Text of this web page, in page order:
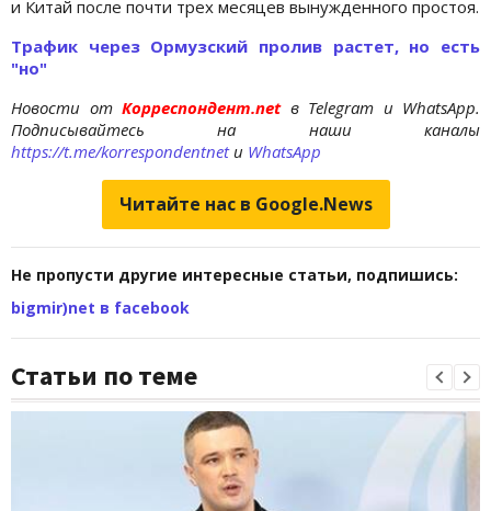
и Китай после почти трех месяцев вынужденного простоя.
Трафик через Ормузский пролив растет, но есть
"но"
Новости отКорреспондент.net в Telegram и WhatsApp.
Подписывайтесь на наши каналы
https://t.me/korrespondentnetи WhatsApp
Читайте нас в Google.News
Не пропусти другие интересные статьи, подпишись:
bigmir)net в facebook
Статьи по теме